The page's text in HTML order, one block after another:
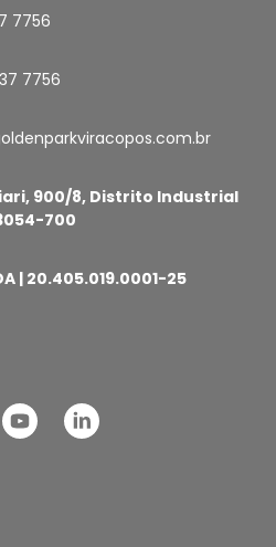
7756
7756
900/8, Distrito Industrial
700
| 20.405.019.0001-25